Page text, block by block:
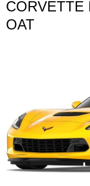
CORVETTE
OAT